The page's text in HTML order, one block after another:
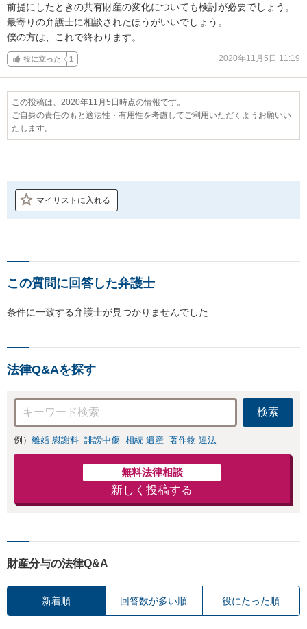
前提にしたときの共有財産の変化についても検討が必要でしょう。
最寄りの弁護士に相談されたほうがいいでしょう。
僕の方は、これで終わります。
役に立った 1 2020年11月5日 11:19
この投稿は、2020年11月5日時点の情報です。
ご自身の責任のもと適法性・有用性を考慮してご利用いただくようお願いい
たします。
マイリストに入れる
この質問に回答した弁護士
条件に一致する弁護士が見つかりませんでした
法律Q&Aを探す
検索
例） 離婚 慰謝料 誹謗中傷 相続 遺産 著作物 違法
無料法律相談
新しく投稿する
財産分与の法律Q&A
新着順 回答数が多い順 役にたった順